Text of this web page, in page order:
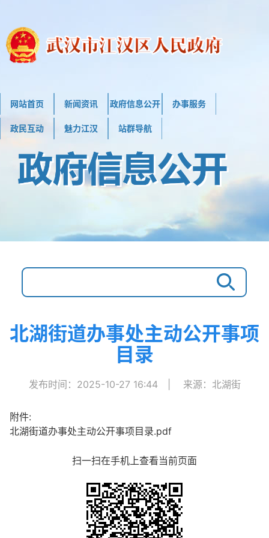
网站首页 新闻资讯 政府信息公开 办事服务
政民互动 魅力江汉 站群导航
北湖街道办事处主动公开事项
目录
发布时间：2025-10-27 16:44 来源：北湖街
附件:
北湖街道办事处主动公开事项目录.pdf
扫一扫在手机上查看当前页面